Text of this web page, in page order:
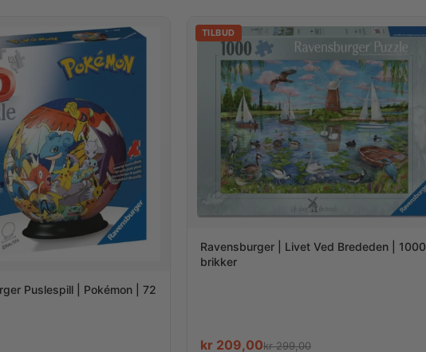
Puslespill | Pokémon | 72
TILBUD
Ravensburger | Livet Ved Brededen | 1000
brikker
kr 209,00kr299,00